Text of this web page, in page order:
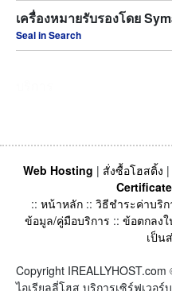
เครื่องหมายรับรองโดย
Seal in Search
Web Hosting | สั่งซื้อโฮสติ้ง |
Certificate
:: หน้าหลัก :: วิธีชำระค่าบริก
ข้อมูล/คู่มือบริการ :: ข้อตกลง
เป็น
Copyright
ไอเรียลลี่โฮส บริการเซิร์ฟเวอ